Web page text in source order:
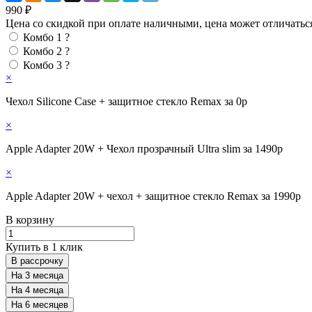
990 ₽
Цена со скидкой при оплате наличными, цена может
Комбо 1 ?
Комбо 2 ?
Комбо 3 ?
×
Чехол Silicone Case + защитное стекло Remax за 0р
×
Apple Adapter 20W + Чехол прозрачный Ultra slim за 1490р
×
Apple Adapter 20W + чехол + защитное стекло Remax за 1990р
В корзину
Купить в 1 клик
В рассрочку